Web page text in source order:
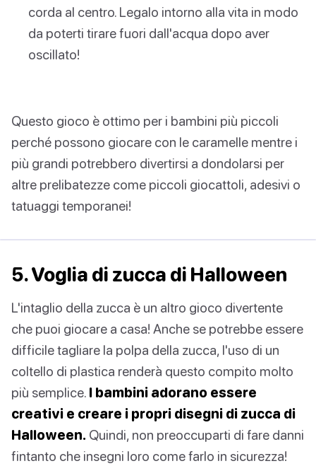
corda al centro. Legalo intorno alla vita in modo
da poterti tirare fuori dall'acqua dopo aver
oscillato!
Questo gioco è ottimo per i bambini più piccoli
perché possono giocare con le caramelle mentre i
più grandi potrebbero divertirsi a dondolarsi per
altre prelibatezze come piccoli giocattoli, adesivi o
tatuaggi temporanei!
5. Voglia di zucca di Halloween
L'intaglio della zucca è un altro gioco divertente
che puoi giocare a casa! Anche se potrebbe essere
difficile tagliare la polpa della zucca, l'uso di un
coltello di plastica renderà questo compito molto
più semplice. I bambini adorano essere
creativi e creare i propri disegni di zucca di
Halloween. Quindi, non preoccuparti di fare danni
fintanto che insegni loro come farlo in sicurezza!